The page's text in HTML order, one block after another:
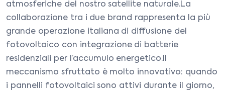
atmosferiche del nostro satellite naturale.La
collaborazione tra i due brand rappresenta la più
grande operazione italiana di diffusione del
fotovoltaico con integrazione di batterie
residenziali per l’accumulo energetico.Il
meccanismo sfruttato è molto innovativo: quando
i pannelli fotovoltaici sono attivi durante il giorno,